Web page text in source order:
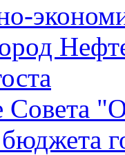
Совета